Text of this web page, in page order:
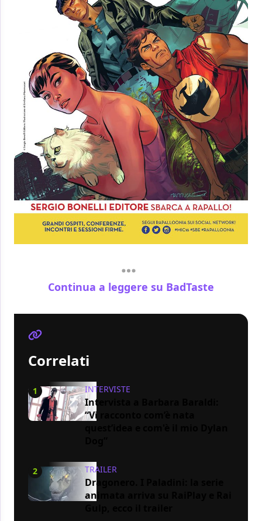
Continua a leggere su BadTaste
Correlati
1 INTERVISTE
Intervista a Barbara Baraldi:
“Vi racconto com’è nata
2 TRAILER
Dragonero. I Paladini: la serie
animata arriva su RaiPlay e Rai